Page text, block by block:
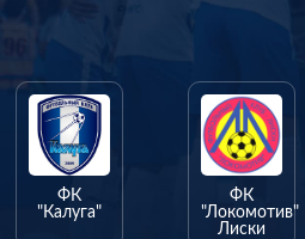
ФК
"Калуга"
ФК
"Локомотив"
Лиски